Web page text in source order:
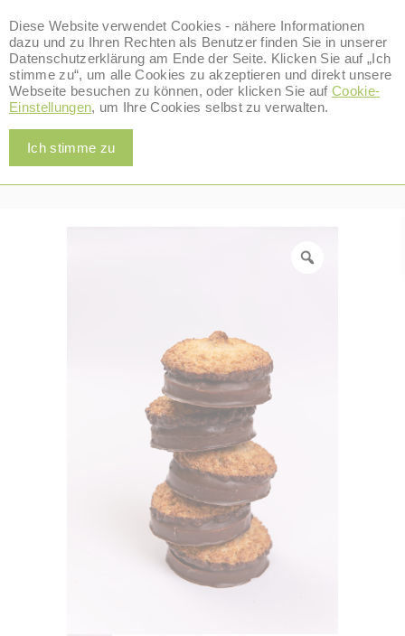
Alle Produkte
Home/Alle Produkte
Kokoskuppeln & Busserl
Klassik 5 STK.
0
Diese Website verwendet Cookies - nähere Informationen
dazu und zu Ihren Rechten als Benutzer finden Sie in unserer
Datenschutzerklärung am Ende der Seite. Klicken Sie auf „Ich
stimme zu“, um alle Cookies zu akzeptieren und direkt unsere
Webseite besuchen zu können, oder klicken Sie aufCookie-
Einstellungen, um Ihre Cookies selbst zu verwalten.
Ich stimme zu